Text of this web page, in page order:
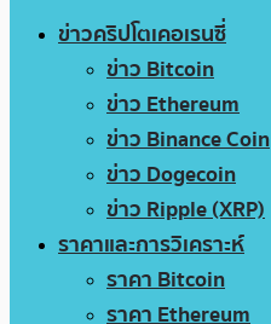
ข่าวคริปโตเคอเรนซี่
ข่าว Bitcoin
ข่าว Ethereum
ข่าว Binance Coin
ข่าว Dogecoin
ข่าว Ripple (XRP)
ราคาและการวิเคราะห์
ราคา Bitcoin
ราคา Ethereum